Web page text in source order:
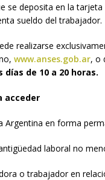
se deposita en la tarjeta
sueldo del trabajador.
realizarse
www.anses.gob.ar, o
días de 10 a 20 horas.
acceder
en forma
laboral no
o trabajador en